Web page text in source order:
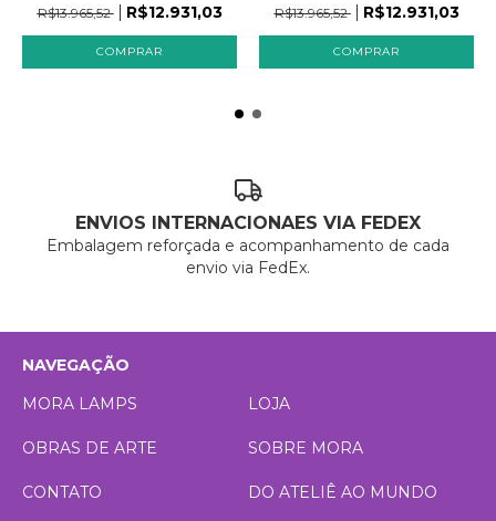
R$13.965,52
R$12.931,03
R$13.965,52
R$12.931,03
ENVIOS INTERNACIONAES VIA FEDEX
Embalagem reforçada e acompanhamento de cada
envio via FedEx.
NAVEGAÇÃO
MORA LAMPS
LOJA
OBRAS DE ARTE SOBRE MORA
CONTATO DO ATELIÊ AO MUNDO